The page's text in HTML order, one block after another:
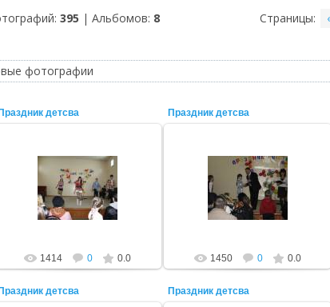
395 | Альбомов: 8 Страницы:
фотографии
Праздник детсва
22.11.2011
Admin
1414 0 0.0
Праздник детсва
22.11.2011
Admin
1450 0 0.0
Праздник детсва Праздник детсва